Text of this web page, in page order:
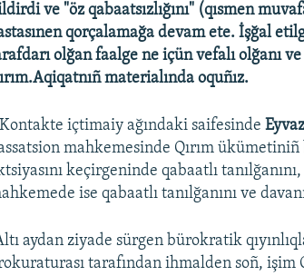
ve "öz qabaatsızlığını" (qısmen
qorçalamağa devam ete. İşğal
olğan faalge ne içün vefalı olğanı
materialında oquñız.
içtimaiy ağındaki saifesinde
mahkemesinde Qırım ükümetiniñ
keçirgeninde qabaatlı
ise qabaatlı tanılğanını ve
aydan ziyade sürgen bürokratik
tarafından ihmalden soñ, işim